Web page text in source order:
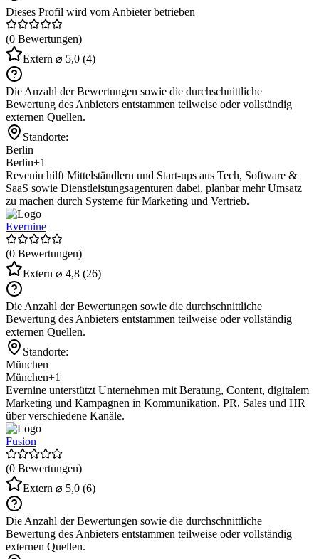
Dieses Profil wird vom Anbieter betrieben
(0 Bewertungen)
Extern ⌀ 5,0 (4)
Die Anzahl der Bewertungen sowie die durchschnittliche
Bewertung des Anbieters entstammen teilweise oder vollständig
externen Quellen.
Standorte:
Berlin
Berlin+1
Reveniu hilft Mittelständlern und Start-ups aus Tech, Software &
SaaS sowie Dienstleistungsagenturen dabei, planbar mehr Umsatz
zu machen durch Systeme für Marketing und Vertrieb.
Evernine
(0 Bewertungen)
Extern ⌀ 4,8 (26)
Die Anzahl der Bewertungen sowie die durchschnittliche
Bewertung des Anbieters entstammen teilweise oder vollständig
externen Quellen.
Standorte:
München
München+1
Evernine unterstützt Unternehmen mit Beratung, Content, digitalem
Marketing und Kampagnen in Kommunikation, PR, Sales und HR
über verschiedene Kanäle.
Fusion
(0 Bewertungen)
Extern ⌀ 5,0 (6)
Die Anzahl der Bewertungen sowie die durchschnittliche
Bewertung des Anbieters entstammen teilweise oder vollständig
externen Quellen.